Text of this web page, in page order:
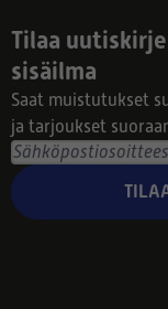
Tilaa
sisäilma
Saat muistutukset
ja tarjoukset